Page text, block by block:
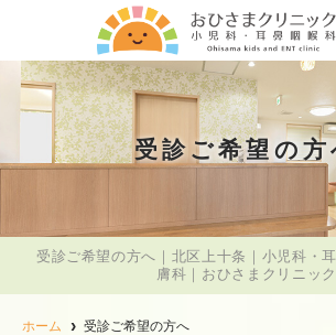
受診ご希望の
受診ご希望の方へ｜北区上十条｜小児科・
膚科｜おひさまクリニック
ホーム 受診ご希望の方へ